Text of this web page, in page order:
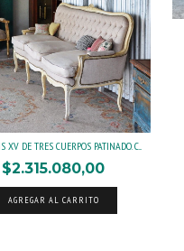
XV DE TRES CUERPOS PATINADO. C...
$2.315.080,00
AGREGAR AL CARRITO